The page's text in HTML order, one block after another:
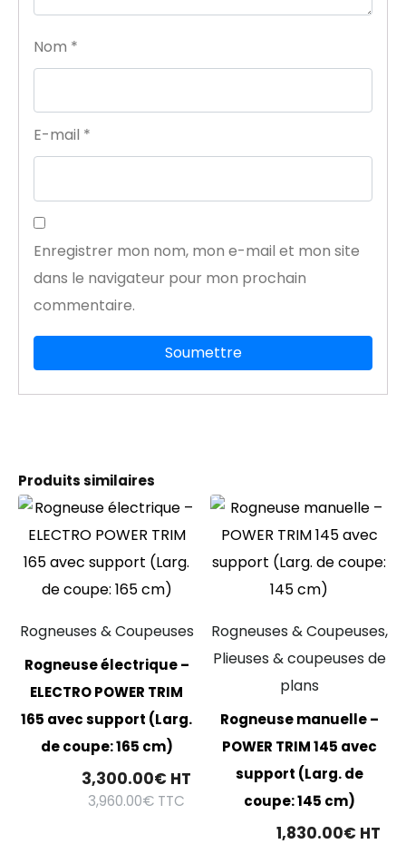
Nom *
E-mail *
Enregistrer mon nom, mon e-mail et mon site
dans le navigateur pour mon prochain
commentaire.
Produits similaires
Rogneuses & Coupeuses
Rogneuse électrique –
ELECTRO POWER TRIM
165 avec support (Larg.
de coupe: 165 cm)
3,300.00€ HT
3,960.00€TTC
Rogneuses & Coupeuses,
Plieuses & coupeuses de
plans
Rogneuse manuelle –
POWER TRIM 145 avec
support (Larg. de
coupe: 145 cm)
1,830.00€ HT